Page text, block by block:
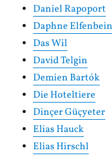
Daniel Rapoport
Daphne Elfenbein
Das Wil
David Telgin
Demien Bartók
Die Hoteltiere
Dinçer Güçyeter
Elias Hauck
Elias Hirschl